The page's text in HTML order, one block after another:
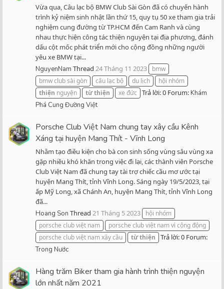
Vừa qua, Câu lạc bộ BMW Club Sài Gòn đã có chuyến hành
trình kỷ niệm sinh nhật lần thứ 15, quy tụ 50 xe tham gia trải
nghiệm cung đường từ TP.HCM đến Cam Ranh và cùng
nhau thực hiện công tác thiện nguyện tại địa phương, đánh
dấu cột mốc phát triển mới cho cộng đồng những người
yêu xe BMW tại...
NguyenNam Thread 24 Tháng 11 2023
bmw
bmw club sài gòn
câu lạc bộ du lịch
hội nhóm
thiện nguyện từthiện xe đức Trả lời: 0 Forum:Khám
Phá Cung Đường Việt
Porsche Club Việt Nam chung tay xây cầu Kênh
Xáng tại huyện Mang Thít - Vĩnh Long
Nhằm tạo điều kiện cho bà con sinh sống vùng sâu vùng xa
gặp nhiều khó khăn trong việc đi lại, các thành viên Porsche
Club Việt Nam đã chung tay tài trợ chiếc cầu mơ ước tại
huyện Mang Thít, tỉnh Vĩnh Long. Sáng ngày 19/5/2023, tại
ấp Mỹ Long, xã Chánh An, huyện Mang Thít, tỉnh Vĩnh Long
đã...
Hoang Son Thread 21 Tháng 5 2023
hội nhóm
porsche club việt nam
porsche club việt nam vì cộng động
porsche club việt nam xây cầu
từthiện Trả lời: 0 Forum:
Trong Nước
Hàng trăm Biker tham gia hành trình thiện nguyện
lớn nhất năm 2021